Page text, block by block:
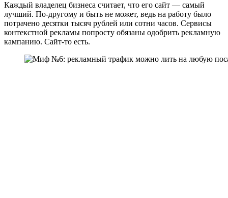
Каждый владелец бизнеса считает, что его сайт — самый
лучший. По-другому и быть не может, ведь на работу было
потрачено десятки тысяч рублей или сотни часов. Сервисы
контекстной рекламы попросту обязаны одобрить рекламную
кампанию. Сайт-то есть.